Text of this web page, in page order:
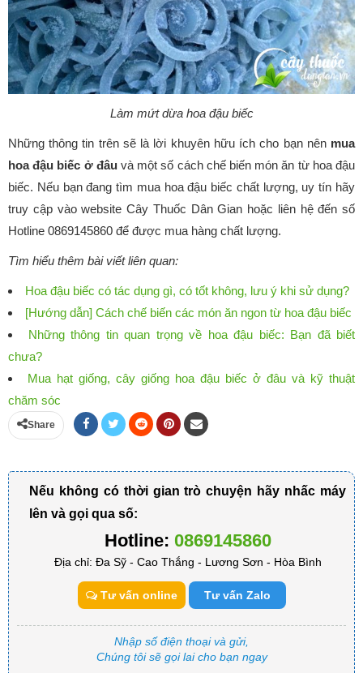
Làm mứt dừa hoa đậu biếc
Những thông tin trên sẽ là lời khuyên hữu ích cho bạn nên mua
hoa đậu biếc ở đâuvà một số cách chế biến món ăn từ hoa đậu
biếc. Nếu bạn đang tìm mua hoa đậu biếc chất lượng, uy tín hãy
truy cập vào website Cây Thuốc Dân Gian hoặc liên hệ đến số
Hotline 0869145860 để được mua hàng chất lượng.
Tìm hiểu thêm bài viết liên quan:
Hoa đậu biếc có tác dụng gì, có tốt không, lưu ý khi sử dụng?
[Hướng dẫn] Cách chế biến các món ăn ngon từ hoa đậu biếc
Những thông tin quan trọng về hoa đậu biếc: Bạn đã biết
chưa?
Mua hạt giống, cây giống hoa đậu biếc ở đâu và kỹ thuật
chăm sóc
Share
Nếu không có thời gian trò chuyện hãy nhấc máy
lên và gọi qua số:
Hotline: 0869145860
Địa chỉ: Đa Sỹ - Cao Thắng - Lương Sơn - Hòa Bình
Tư vấn online Tư vấn Zalo
Nhập số điện thoại và gửi,
Chúng tôi sẽ gọi lai cho bạn ngay